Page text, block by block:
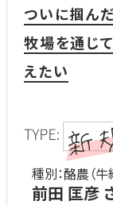
ついに掴ん
牧場を通じ
えたい
種別：酪農（
前田 匡彦